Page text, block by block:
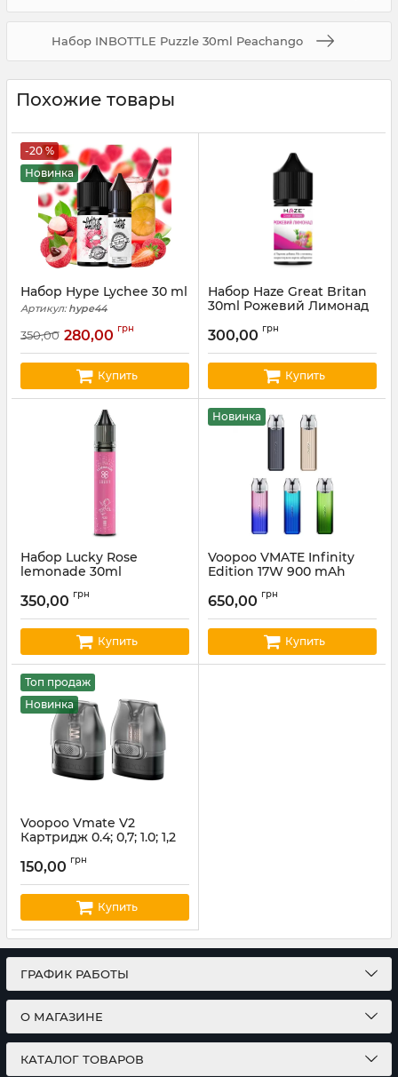
Набор INBOTTLE Puzzle 30ml Peachango
Похожие товары
-20 %
Новинка
Набор Hype Lychee 30 ml
Артикул:hype44
350,00 280,00 грн
Купить
Набор Haze Great Britan
30ml Рожевий Лимонад
300,00 грн
Купить
Набор Lucky Rose
lemonade 30ml
350,00 грн
Купить
Новинка
Voopoo VMATE Infinity
Edition 17W 900 mAh
650,00 грн
Купить
Топ продаж
Новинка
Voopoo Vmate V2
Картридж 0.4; 0,7; 1.0; 1,2
Артикул: voopoo04
150,00 грн
Купить
ГРАФИК РАБОТЫ
О МАГАЗИНЕ
КАТАЛОГ ТОВАРОВ